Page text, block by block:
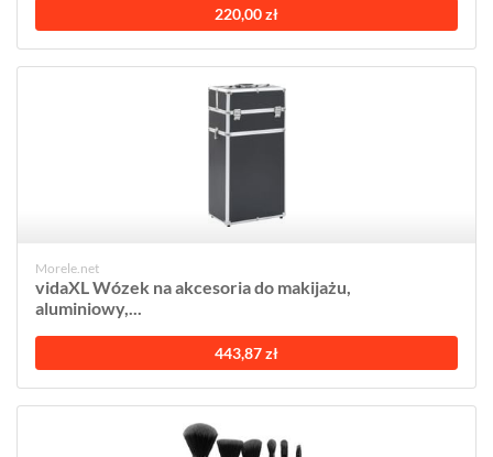
220,00 zł
Morele.net
vidaXL Wózek na akcesoria do makijażu,
aluminiowy,...
443,87 zł